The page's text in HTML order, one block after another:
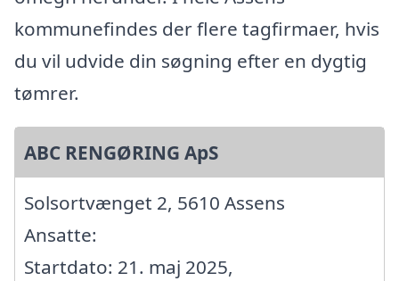
kommunefindes der flere tagfirmaer, hvis
du vil udvide din søgning efter en dygtig
tømrer.
ABC RENGØRING ApS
Solsortvænget 2, 5610 Assens
Ansatte:
Startdato: 21. maj 2025,